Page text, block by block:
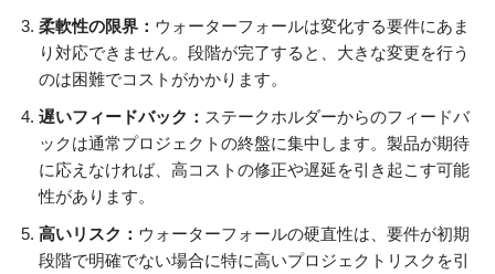
柔軟性の限界： ウォーターフォールは変化する要件にあま
り対応できません。段階が完了すると、大きな変更を行う
のは困難でコストがかかります。
遅いフィードバック： ステークホルダーからのフィードバ
ックは通常プロジェクトの終盤に集中します。製品が期待
に応えなければ、高コストの修正や遅延を引き起こす可能
性があります。
高いリスク： ウォーターフォールの硬直性は、要件が初期
段階で明確でない場合に特に高いプロジェクトリスクを引